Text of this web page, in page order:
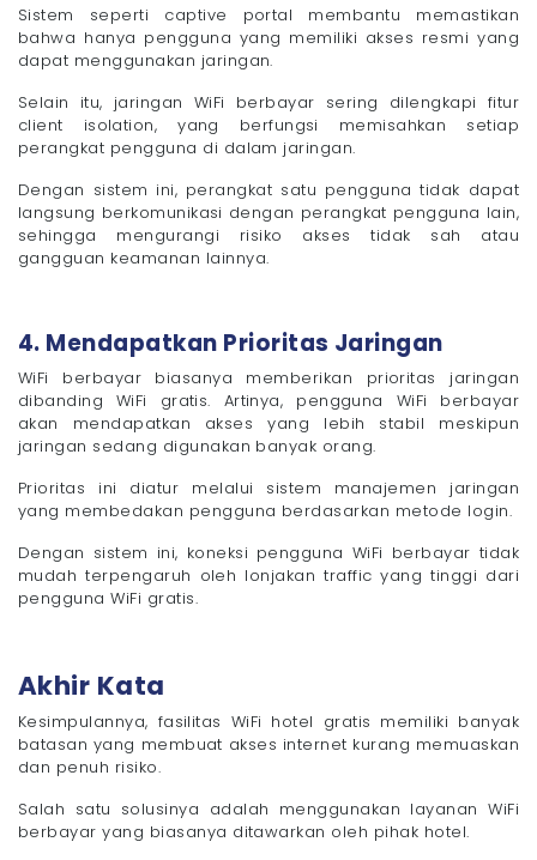
Sistem seperti captive portal membantu memastikan
bahwa hanya pengguna yang memiliki akses resmi yang
dapat menggunakan jaringan.
Selain itu, jaringan WiFi berbayar sering dilengkapi fitur
client isolation, yang berfungsi memisahkan setiap
perangkat pengguna di dalam jaringan.
Dengan sistem ini, perangkat satu pengguna tidak dapat
langsung berkomunikasi dengan perangkat pengguna lain,
sehingga mengurangi risiko akses tidak sah atau
gangguan keamanan lainnya.
4. Mendapatkan Prioritas Jaringan
WiFi berbayar biasanya memberikan prioritas jaringan
dibanding WiFi gratis. Artinya, pengguna WiFi berbayar
akan mendapatkan akses yang lebih stabil meskipun
jaringan sedang digunakan banyak orang.
Prioritas ini diatur melalui sistem manajemen jaringan
yang membedakan pengguna berdasarkan metode login.
Dengan sistem ini, koneksi pengguna WiFi berbayar tidak
mudah terpengaruh oleh lonjakan traffic yang tinggi dari
pengguna WiFi gratis.
Akhir Kata
Kesimpulannya, fasilitas WiFi hotel gratis memiliki banyak
batasan yang membuat akses internet kurang memuaskan
dan penuh risiko.
Salah satu solusinya adalah menggunakan layanan WiFi
berbayar yang biasanya ditawarkan oleh pihak hotel.